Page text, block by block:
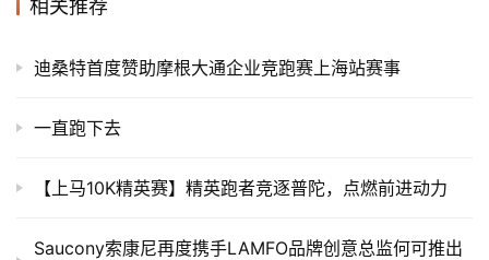
相关推荐
迪桑特首度赞助摩根大通企业竞跑赛上海站赛事
一直跑下去
【上马10K精英赛】精英跑者竞逐普陀，点燃前进动力
Saucony索康尼再度携手LAMFO品牌创意总监何可推出